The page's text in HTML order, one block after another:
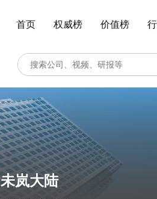
首页 权威榜 价值榜
未岚大陆